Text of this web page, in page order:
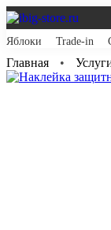
Яблоки Trade-in
Главная